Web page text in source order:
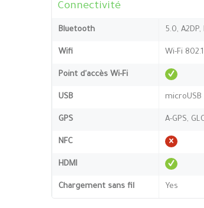
Connectivité
Bluetooth 5.0, A2DP,
Wifi Wi-Fi
Point d'accès Wi-Fi
USB microUSB
GPS A-GPS,
NFC
HDMI
Chargement sans fil Yes